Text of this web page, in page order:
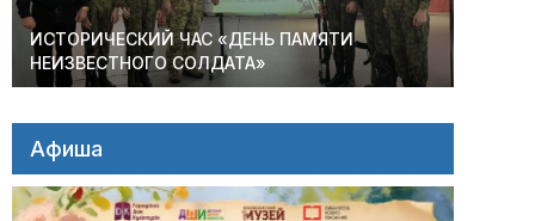
ИСТОРИЧЕСКИЙ ЧАС «ДЕНЬ ПАМЯТИ
НЕИЗВЕСТНОГО СОЛДАТА»
Афиша